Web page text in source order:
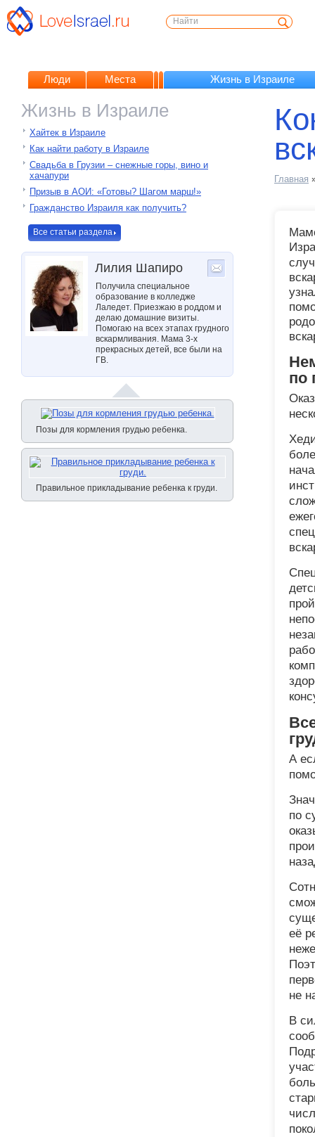
Люди Места Жизнь в Израиле
Жизнь в Израиле
Хайтек в Израиле
Как найти работу в Израиле
Свадьба в Грузии – снежные горы, вино и
хачапури
Призыв в АОИ: «Готовы? Шагом марш!»
Гражданство Израиля как получить?
Все статьи раздела
Лилия Шапиро
Получила специальное
образование в колледже
Лаледет. Приезжаю в роддом и
делаю домашние визиты.
Помогаю на всех этапах грудного
вскармливания. Мама 3-х
прекрасных детей, все были на
ГВ.
Позы для кормления грудью ребенка.
Правильное прикладывание ребенка к груди.
Главная
по
А
по
её
не
В